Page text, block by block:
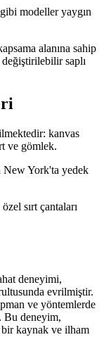
modeller yaygın
alanına sahip
saplı
kanvas
ve gömlek.
New York'ta yedek
sırt çantaları
deneyimi,
evrilmiştir.
ve yöntemlerde
Bu deneyim,
kaynak ve ilham